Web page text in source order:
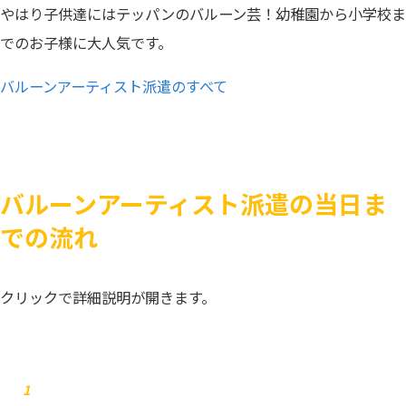
やはり子供達にはテッパンのバルーン芸！幼稚園から小学校ま
でのお子様に大人気です。
バルーンアーティスト派遣のすべて
バルーンアーティスト派遣の当日ま
での流れ
クリックで詳細説明が開きます。
1